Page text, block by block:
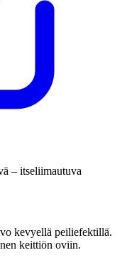
– itseliimautuva
kevyellä peiliefektillä.
keittiön oviin.